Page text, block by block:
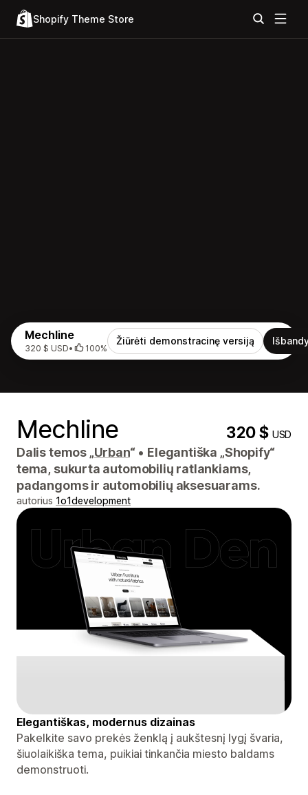
Shopify Theme Store
Mechline
320 $ USD• 100%
Žiūrėti demonstracinę versiją
Mechline 320 $USD
Dalis temos „Urban“ • Elegantiška „Shopify“
tema, sukurta automobilių ratlankiams,
padangoms ir automobilių aksesuarams.
autorius 1o1development
Elegantiškas, modernus dizainas
Pakelkite savo prekės ženklą į aukštesnį lygį švaria,
šiuolaikiška tema, puikiai tinkančia miesto baldams
demonstruoti.